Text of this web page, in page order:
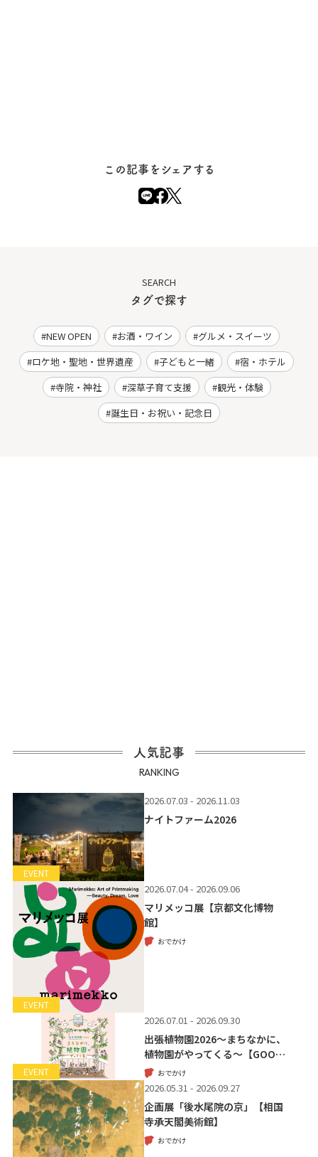
この記事をシェアする
SEARCH
タグで探す
NEW OPEN お酒・ワイン
グルメ・スイーツ
ロケ地・聖地・世界遺産
子どもと一緒
宿・ホテル
寺院・神社
深草子育て支援
観光・体験
誕生日・お祝い・記念日
人気記事
RANKING
EVENT
2026.07.03 - 2026.11.03
ナイトファーム2026
EVENT
2026.07.04 - 2026.09.06
マリメッコ展【京都文化博物
館】
おでかけ
EVENT
2026.07.01 - 2026.09.30
出張植物園2026～まちなかに、
植物園がやってくる～【GOO…
おでかけ
2026.05.31 - 2026.09.27
企画展「後水尾院の京」【相国
寺承天閣美術館】
おでかけ